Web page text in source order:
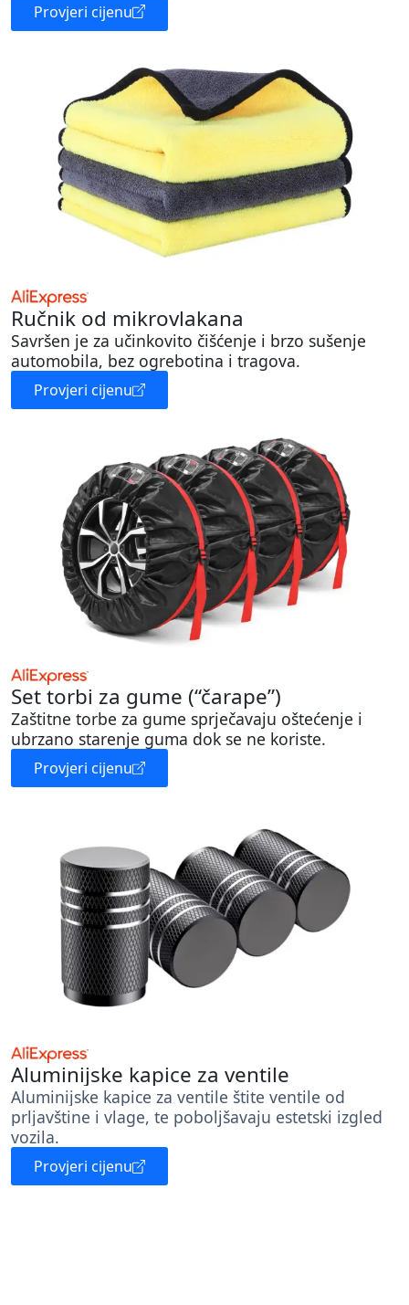
Provjeri cijenu
Ručnik od mikrovlakana
Savršen je za učinkovito čišćenje i brzo sušenje
automobila, bez ogrebotina i tragova.
Provjeri cijenu
Set torbi za gume (“čarape”)
Zaštitne torbe za gume sprječavaju oštećenje i
ubrzano starenje guma dok se ne koriste.
Provjeri cijenu
Aluminijske kapice za ventile
Aluminijske kapice za ventile štite ventile od
prljavštine i vlage, te poboljšavaju estetski izgled
vozila.
Provjeri cijenu